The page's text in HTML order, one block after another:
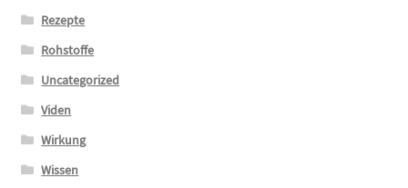
Rezepte
Rohstoffe
Uncategorized
Viden
Wirkung
Wissen